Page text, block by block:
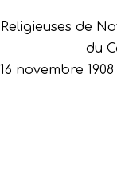
de
du
novembre